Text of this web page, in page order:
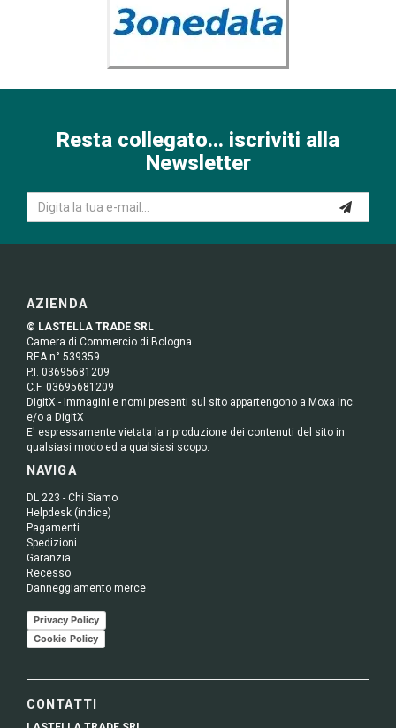
Resta collegato... iscriviti alla
Newsletter
AZIENDA
© LASTELLA TRADE SRL
Camera di Commercio di Bologna
REA n° 539359
P.I. 03695681209
C.F. 03695681209
DigitX - Immagini e nomi presenti sul sito appartengono a Moxa Inc.
e/o a DigitX
E' espressamente vietata la riproduzione dei contenuti del sito in
qualsiasi modo ed a qualsiasi scopo.
NAVIGA
DL 223 - Chi Siamo
Helpdesk (indice)
Pagamenti
Spedizioni
Garanzia
Recesso
Danneggiamento merce
Privacy Policy
Cookie Policy
CONTATTI